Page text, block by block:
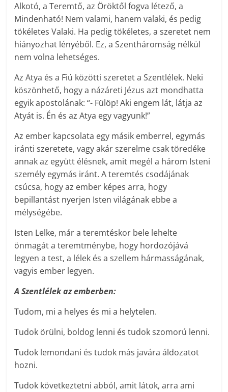
Alkotó, a Teremtő, az Öröktől fogva létező, a
Mindenható! Nem valami, hanem valaki, és pedig
tökéletes Valaki. Ha pedig tökéletes, a szeretet nem
hiányozhat lényéből. Ez, a Szentháromság nélkül
nem volna lehetséges.
Az Atya és a Fiú közötti szeretet a Szentlélek. Neki
köszönhető, hogy a názáreti Jézus azt mondhatta
egyik apostolának: “- Fülöp! Aki engem lát, látja az
Atyát is. Én és az Atya egy vagyunk!”
Az ember kapcsolata egy másik emberrel, egymás
iránti szeretete, vagy akár szerelme csak töredéke
annak az együtt élésnek, amit megél a három Isteni
személy egymás iránt. A teremtés csodájának
csúcsa, hogy az ember képes arra, hogy
bepillantást nyerjen Isten világának ebbe a
mélységébe.
Isten Lelke, már a teremtéskor bele lehelte
önmagát a teremtménybe, hogy hordozójává
legyen a test, a lélek és a szellem hármasságának,
vagyis ember legyen.
A Szentlélek az emberben:
Tudom, mi a helyes és mi a helytelen.
Tudok örülni, boldog lenni és tudok szomorú lenni.
Tudok lemondani és tudok más javára áldozatot
hozni.
Tudok következtetni abból, amit látok, arra ami